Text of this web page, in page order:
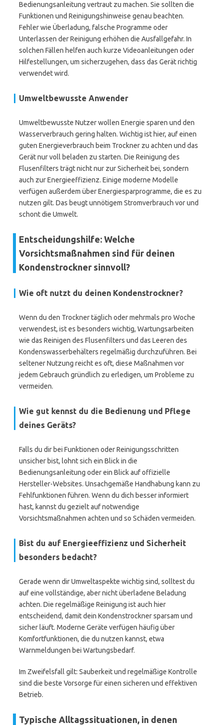
Bedienungsanleitung vertraut zu machen. Sie sollten die
Funktionen und Reinigungshinweise genau beachten.
Fehler wie Überladung, falsche Programme oder
Unterlassen der Reinigung erhöhen die Ausfallgefahr. In
solchen Fällen helfen auch kurze Videoanleitungen oder
Hilfestellungen, um sicherzugehen, dass das Gerät richtig
verwendet wird.
Umweltbewusste Anwender
Umweltbewusste Nutzer wollen Energie sparen und den
Wasserverbrauch gering halten. Wichtig ist hier, auf einen
guten Energieverbrauch beim Trockner zu achten und das
Gerät nur voll beladen zu starten. Die Reinigung des
Flusenfilters trägt nicht nur zur Sicherheit bei, sondern
auch zur Energieeffizienz. Einige moderne Modelle
verfügen außerdem über Energiesparprogramme, die es zu
nutzen gilt. Das beugt unnötigem Stromverbrauch vor und
schont die Umwelt.
Entscheidungshilfe: Welche
Vorsichtsmaßnahmen sind für deinen
Kondenstrockner sinnvoll?
Wie oft nutzt du deinen Kondenstrockner?
Wenn du den Trockner täglich oder mehrmals pro Woche
verwendest, ist es besonders wichtig, Wartungsarbeiten
wie das Reinigen des Flusenfilters und das Leeren des
Kondenswasserbehälters regelmäßig durchzuführen. Bei
seltener Nutzung reicht es oft, diese Maßnahmen vor
jedem Gebrauch gründlich zu erledigen, um Probleme zu
vermeiden.
Wie gut kennst du die Bedienung und Pflege
deines Geräts?
Falls du dir bei Funktionen oder Reinigungsschritten
unsicher bist, lohnt sich ein Blick in die
Bedienungsanleitung oder ein Blick auf offizielle
Hersteller-Websites. Unsachgemäße Handhabung kann zu
Fehlfunktionen führen. Wenn du dich besser informiert
hast, kannst du gezielt auf notwendige
Vorsichtsmaßnahmen achten und so Schäden vermeiden.
Bist du auf Energieeffizienz und Sicherheit
besonders bedacht?
Gerade wenn dir Umweltaspekte wichtig sind, solltest du
auf eine vollständige, aber nicht überladene Beladung
achten. Die regelmäßige Reinigung ist auch hier
entscheidend, damit dein Kondenstrockner sparsam und
sicher läuft. Moderne Geräte verfügen häufig über
Komfortfunktionen, die du nutzen kannst, etwa
Warnmeldungen bei Wartungsbedarf.
Im Zweifelsfall gilt: Sauberkeit und regelmäßige Kontrolle
sind die beste Vorsorge für einen sicheren und effektiven
Betrieb.
Typische Alltagssituationen, in denen